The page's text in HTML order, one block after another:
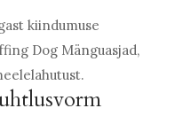
kiindumuse
Dog Mänguasjad,